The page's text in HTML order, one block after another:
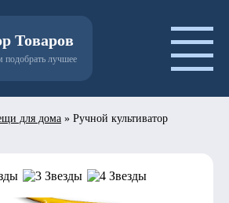
Товаров
лучшее
для дома » Ручной культиватор